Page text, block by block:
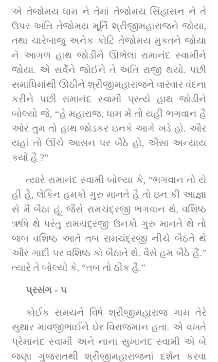
એ તેજોમય ધામ ને તેમાં તેજોમય સિંહાસન ને તે
ઉપર અતિ તેજોમય મૂર્ત‍િ શ્રીજીમહારાજને જોયા,
તથા ચારેબાજુ અનેક કોટિ તેજોમય મુક્તને જોયા
ને આગળ હાથ જોડીને ઊભેલા રામાનંદ સ્વામીને
જોયા. એ સર્વેને જોઈને તે અતિ રાજી થયો. પછી
સમાધિમાંથી ઊઠીને શ્રીજીમહારાજને વારંવાર વંદના
કરીને પછી રામાનંદ સ્વામી પ્રત્‍યે હાથ જોડીને
બોલ્યો જે, “હે મહારાજ, ધામ મેં તો યહી ભગવાન હૈ
ઓર તુમ તો હાથ જોડકર ઇનકે આગે ખડે હો. ઔર
યહાં તો ઊંચે આસન પર બૈઠે હો, ઐસા અન્‍યાય
ક્યોં હૈ ?”
ત્‍યારે રામાનંદ સ્‍વામી બોલ્‍યા કે, “ભગવાન તો યે
હી હૈ, લેકિન હમકો ગુરુ માનતે હૈ તો ઇન કી આજ્ઞા
સે મૈં બૈઠા હૂં. જૈસે રામચંદ્રજી ભગવાન થે, વશિષ્ઠ
ઋષિ થે પરંતુ રામચંદ્રજી ઉનકો ગુરુ માનતે થે તો
જબ વશિષ્ઠ આતે તબ રામચંદ્રજી નીચે બૈઠતે થે
ઔર ગાદી પર વશિષ્ઠ કો બૈઠાતે થે. વૈસે હમ બૈઠે હૈં.”
ત્‍યારે તે બોલ્‍યો કે, “તબ તો ઠીક હૈ.”
પ્રસંગ - ૫
કોઈક સમયને વિષે શ્રીજીમહારાજ ગામ તેરે
સુથાર માવજીભાઈને ઘેર વિરાજમાન હતા. એ વખતે
પ્રેમાનંદ સ્વામી અને નાના સુખાનંદ સ્વામી એ બે
જણા ગુજરાતથી શ્રીજીમહારાજનાં દર્શન કરવા